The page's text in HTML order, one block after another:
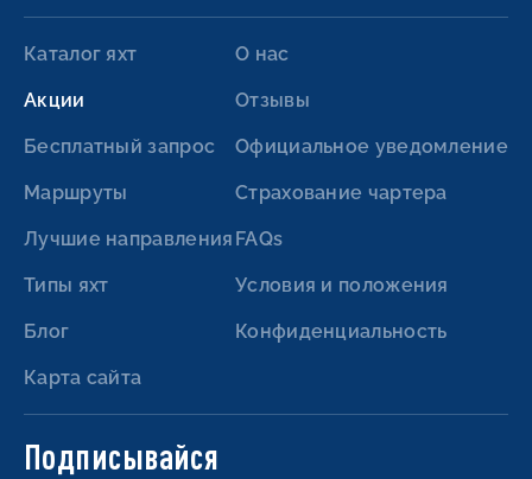
Каталог яхт
Акции
Бесплатный запрос
Маршруты
Лучшие направления
Типы яхт
Блог
Карта сайта
О нас
Отзывы
Официальное уведомление
Страхование чартера
FAQs
Условия и положения
Конфиденциальность
Подписывайся